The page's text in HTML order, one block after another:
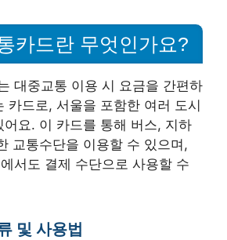
카드란 무엇인가요?
대중교통 이용 시 요금을 간편하
카드로, 서울을 포함한 여러 도시
어요. 이 카드를 통해 버스, 지하
교통수단을 이용할 수 있으며,
서도 결제 수단으로 사용할 수
및 사용법